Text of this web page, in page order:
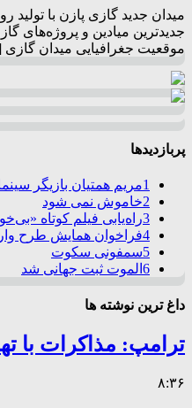
میدان جدید گازی پازن با تولید
جدیدترین میادین و پروژه‌های
موقعیت جغرافیایی میدان
پربازدیدها
1مریم همتیان بازیگر
2خاموش نمی شود
3راه‌یابی فیلم کوتاه
4فراخوان همایش طرح
5سمفونی سکوت
6 الموت ثبت جهانی شد
داغ ترین نوشته ها
ترامپ: مذاکرات با
۸:۳۶